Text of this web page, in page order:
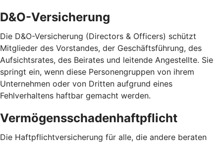
D&O-Versicherung
Die D&O-Versicherung (Directors & Officers) schützt
Mitglieder des Vorstandes, der Geschäftsführung, des
Aufsichtsrates, des Beirates und leitende Angestellte. Sie
springt ein, wenn diese Personengruppen von ihrem
Unternehmen oder von Dritten aufgrund eines
Fehlverhaltens haftbar gemacht werden.
Vermögensschadenhaftpflicht
Die Haftpflichtversicherung für alle, die andere beraten